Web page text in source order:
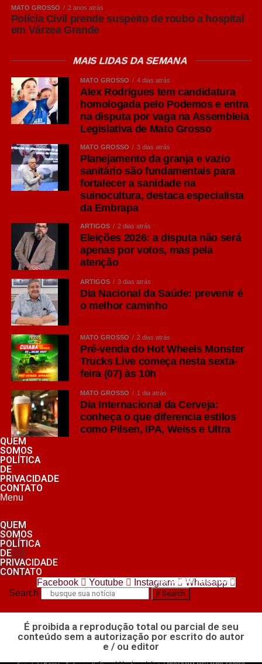
Leia Também: ITBI não pode ser
exigido na lavratura da escritura
revisarem seus calendários comerciais, fortalecerem suas
bases de relacionamento e diminuírem a dependência
exclusiva da mídia paga. Estamos ampliando estratégias
de CRM, automação, WhatsApp, e-mail marketing e
de comunicação e sofra menos com as oscilações do
leilão das plataformas.
Se eu pudesse deixar apenas um conselho ao
empresário, seria este: prepare-se agora. Revise seu
orçamento de marketing, fortaleça sua base de clientes,
invista em relacionamento e distribua seus investimentos
com inteligência. Quem deixar para reagir quando a
eleição já estiver dominando o mercado pagará mais caro
pela mesma atenção. Quem se antecipar chegará ao
período mais competitivo do ano com uma estratégia
pronta e muito mais previsibilidade para continuar
crescendo.
Rômulo Rampini é estrategista de marketing, consultor
credenciado pelo SEBRAE MT e diretor da agência
3TRÊS
COMENTE ABAIXO:
WhatsApp
Facebook
Twitter
Messenger
Share
MATO GROSSO 2 anos atrás
Polícia Civil prende suspeito de roubo a hospital
em Várzea Grande
MAIS LIDAS DA SEMANA
MATO GROSSO 4 dias atrás
Alex Rodrigues tem candidatura
homologada pelo Podemos e entra
na disputa por vaga na Assembleia
Legislativa de Mato Grosso
MATO GROSSO 3 dias atrás
Planejamento da granja e vazio
sanitário são fundamentais para
fortalecer a sanidade na
suinocultura, destaca especialista
da Embrapa
ARTIGOS 2 dias atrás
Eleições 2026: a disputa não será
apenas por votos, mas pela
atenção
ARTIGOS 3 dias atrás
Dia Nacional da Saúde: prevenir é
o melhor caminho
MATO GROSSO 2 dias atrás
Pré-venda do Hot Wheels Monster
Trucks Live começa nesta sexta-
feira (07) às 10h
MATO GROSSO 1 dia atrás
Dia Internacional da Cerveja:
conheça o que diferencia estilos
como Pilsen, IPA, Weiss e Ultra
QUEM
SOMOS
POLÍTICA
DE
PRIVACIDADE
CONTATO
Menu
QUEM
SOMOS
POLÍTICA
DE
PRIVACIDADE
CONTATO
nos siga nas redes sociais
Facebook Youtube Instagram
Whatsapp
Search
Search
É proibida a reprodução total ou parcial de seu
conteúdo sem a autorização por escrito do autor
e / ou editor